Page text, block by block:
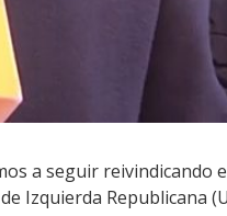
a seguir reivindicando
Izquierda Republicana